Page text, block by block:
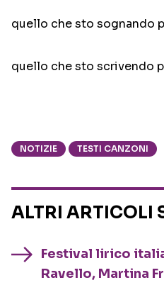
quello che sto sognando
quello che sto scrivendo
NOTIZIE TESTI CANZONI
ALTRI ARTICOLI
Festival lirico
Ravello, Martina